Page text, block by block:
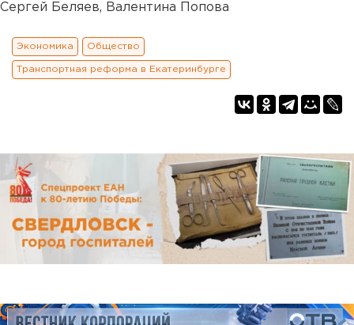
Сергей Беляев, Валентина Попова
Экономика Общество
Транспортная реформа в Екатеринбурге